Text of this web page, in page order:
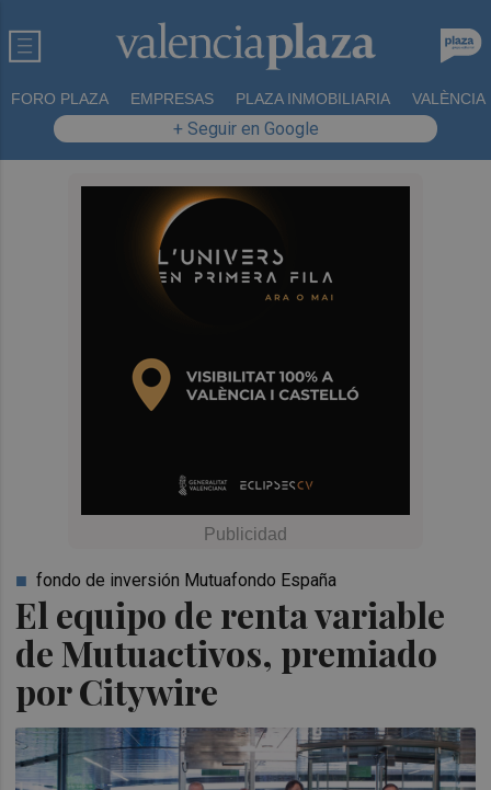
FORO PLAZA EMPRESAS PLAZA INMOBILIARIA VALÈNCIA
+ Seguir en Google
El equipo de renta variable
de Mutuactivos, premiado
por Citywire
fondo de inversión Mutuafondo España